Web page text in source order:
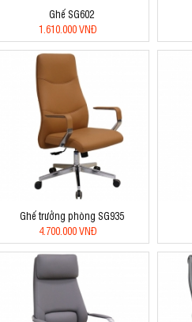
Ghế SG602
1.610.000 VNĐ
Ghế trưởng phòng SG935
4.700.000 VNĐ